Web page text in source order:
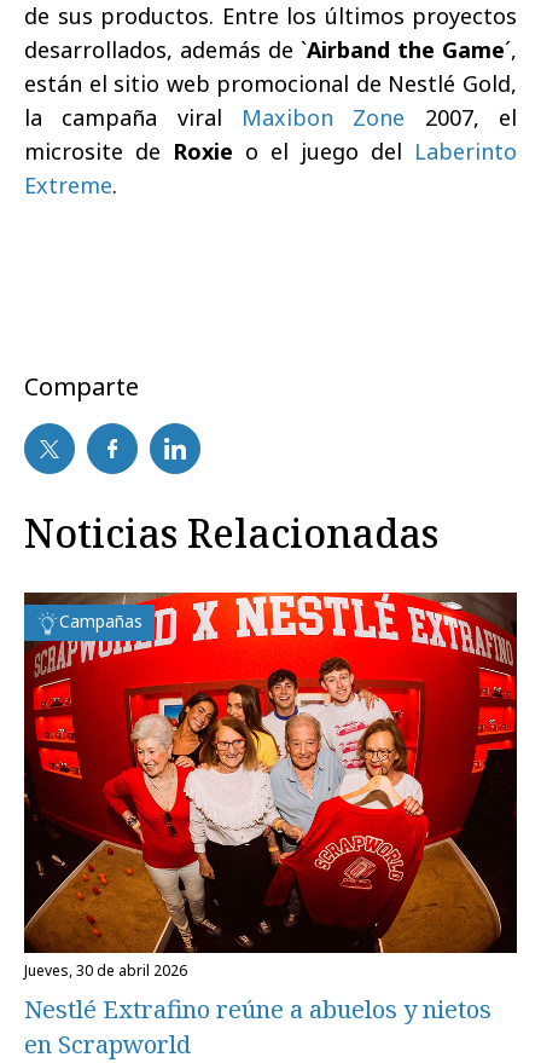
de sus productos. Entre los últimos proyectos
desarrollados, además de `Airband the Game´,
están el sitio web promocional de Nestlé Gold,
la campaña viral Maxibon Zone 2007, el
microsite de Roxie o el juego del Laberinto
Extreme.
Comparte
Noticias Relacionadas
Campañas
jueves, 30 de abril 2026
Nestlé Extrafino reúne a abuelos y nietos
en Scrapworld